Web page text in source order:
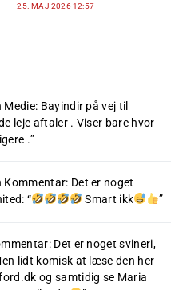
25. MAJ 2026 12:57
Medie: Bayindir på vej til
leje aftaler . Viser bare hvor
.”
Kommentar: Det er noget
: “ Smart ikk ”
Det er noget svineri,
lidt komisk at læse den her
og samtidig se Maria